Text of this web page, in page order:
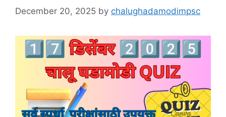
December 20, 2025 by chalughadamodimpsc